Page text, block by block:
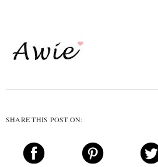
SHARE THIS POST ON: